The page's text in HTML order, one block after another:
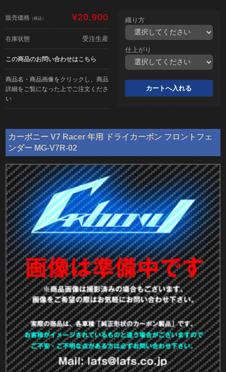
販売価格 （税込） ¥20,900
在庫状態 受注生産
この商品のお問い合わせはこちら
商品名・商品画像をクリックし、商品
詳細をご覧になった上でご注文くださ
い
織り方
仕上がり
カーボニー V7 Racer 年用 ドライカーボン フロントフェ
ンダー MG-V7R-02